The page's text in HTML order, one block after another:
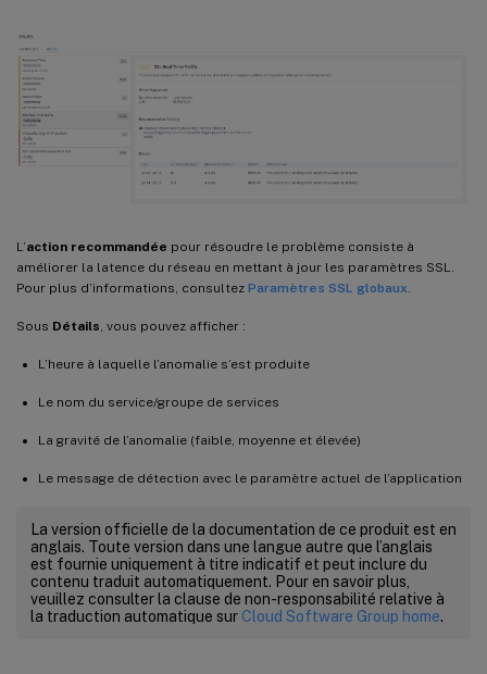
L’action recommandée pour résoudre le problème consiste à
améliorer la latence du réseau en mettant à jour les paramètres SSL.
Pour plus d’informations, consultez Paramètres SSL globaux.
Sous Détails, vous pouvez afficher :
L’heure à laquelle l’anomalie s’est produite
Le nom du service/groupe de services
La gravité de l’anomalie (faible, moyenne et élevée)
Le message de détection avec le paramètre actuel de l’application
La version officielle de la documentation de ce produit est en
anglais. Toute version dans une langue autre que l’anglais
est fournie uniquement à titre indicatif et peut inclure du
contenu traduit automatiquement. Pour en savoir plus,
veuillez consulter la clause de non-responsabilité relative à
la traduction automatique sur Cloud Software Group home.